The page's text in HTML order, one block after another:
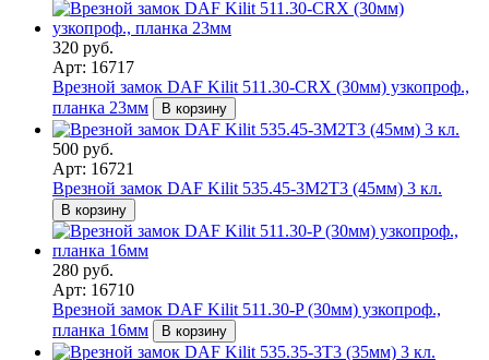
320 руб.
Арт: 16717
Врезной замок DAF Kilit 511.30-CRX (30мм) узкопроф.,
планка 23мм
В корзину
500 руб.
Арт: 16721
Врезной замок DAF Kilit 535.45-3M2T3 (45мм) 3 кл.
В корзину
280 руб.
Арт: 16710
Врезной замок DAF Kilit 511.30-P (30мм) узкопроф.,
планка 16мм
В корзину